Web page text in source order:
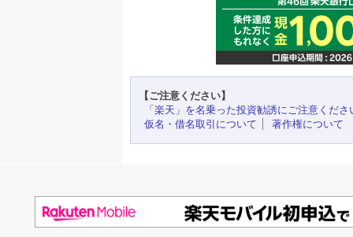
【ご注意ください】
「楽天」を名乗った投資勧誘にご注意くださ
仮名・借名取引について
著作権について